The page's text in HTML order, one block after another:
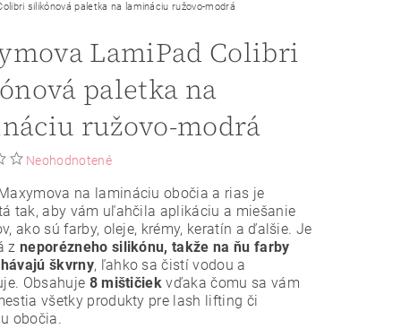
silikónová paletka na lamináciu ružovo-modrá
LamiPad Colibri
paletka na
ružovo-modrá
Neohodnotené
na lamináciu obočia a rias je
tak, aby vám uľahčila aplikáciu a miešanie
ako sú farby, oleje, krémy, keratín a ďalšie. Je
zneporézneho silikónu, takže na ňu farby
škvrny, ľahko sa čistí vodou a
Obsahuje 8 mištičiek vďaka čomu sa vám
všetky produkty pre lash lifting či
obočia.